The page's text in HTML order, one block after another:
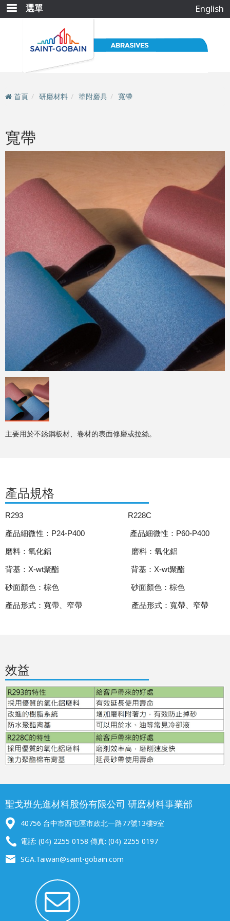
移
至
選單 English
首頁 研磨材料 塗附磨具 寬帶
寬帶
主要用於不銹鋼板材、卷材的表面修磨或拉絲。
產品規格
R293 R228C
產品細微性： P24-P400 產品細微性： P60-P400
磨料：氧化鋁 磨料：氧化鋁
背基： X-wt聚酯 背基： X-wt聚酯
砂面顏色：棕色 砂面顏色：棕色
產品形式：寬帶、窄帶 產品形式：寬帶、窄帶
效益
聖戈班先進材料股份有限公司 研磨材料事業部
40756 台中市西屯區市政北一路77號13樓9室
電話: (04) 2255 0158 傳真: (04) 2255 0197
SGA.Taiwan@saint-gobain.com